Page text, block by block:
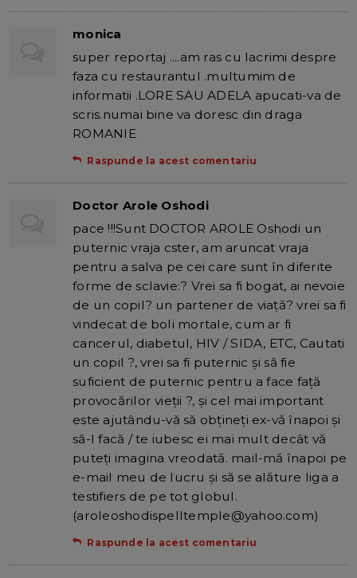
monica
super reportaj ....am ras cu lacrimi despre
faza cu restaurantul .multumim de
informatii .LORE SAU ADELA apucati-va de
scris.numai bine va doresc din draga
ROMANIE
Raspunde la acest comentariu
Doctor Arole Oshodi
pace !!!Sunt DOCTOR AROLE Oshodi un
puternic vraja cster, am aruncat vraja
pentru a salva pe cei care sunt în diferite
forme de sclavie:? Vrei sa fi bogat, ai nevoie
de un copil? un partener de viață? vrei sa fi
vindecat de boli mortale, cum ar fi
cancerul, diabetul, HIV / SIDA, ETC, Cautati
un copil ?, vrei sa fi puternic și să fie
suficient de puternic pentru a face față
provocărilor vieții ?, și cel mai important
este ajutându-vă să obțineți ex-vă înapoi și
să-l facă / te iubesc ei mai mult decât vă
puteți imagina vreodată. mail-mă înapoi pe
e-mail meu de lucru și să se alăture liga a
testifiers de pe tot globul.
(aroleoshodispelltemple@yahoo.com)
Raspunde la acest comentariu